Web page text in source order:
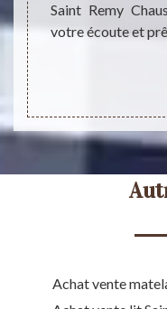
Saint Remy
votre écoute et
Achat vente